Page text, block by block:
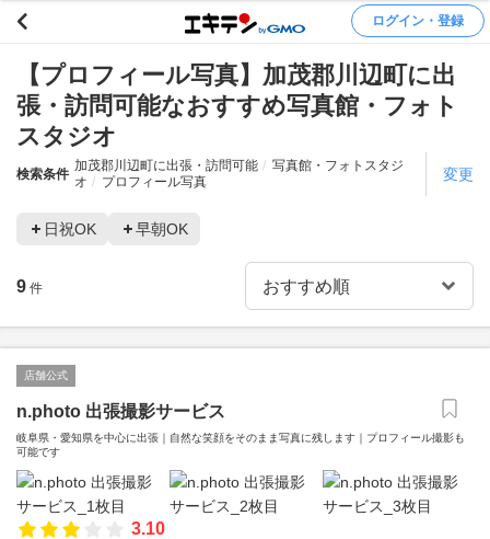
ログイン・登録
【プロフィール写真】加茂郡川辺町に出
張・訪問可能なおすすめ写真館・フォト
スタジオ
検索条件
加茂郡川辺町に出張・訪問可能
写真館・フォトスタジ
オ
プロフィール写真 変更
日祝OK 早朝OK
9 件
店舗公式
n.photo 出張撮影サービス
岐阜県・愛知県を中心に出張｜自然な笑顔をそのまま写真に残します｜プロフィール撮影も
可能です
3.10